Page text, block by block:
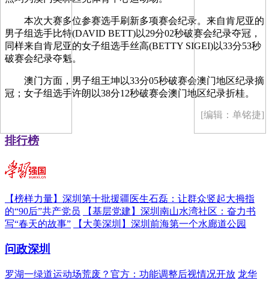
本次大赛多位参赛选手刷新多项赛会纪录。来自肯尼亚的
男子组选手比特(DAVID BETT)以29分02秒破赛会纪录夺冠，
同样来自肯尼亚的女子组选手丝高(BETTY SIGEI)以33分53秒
破赛会纪录夺魁。
澳门方面，男子组王坤以33分05秒破赛会澳门地区纪录摘
冠；女子组选手许朗以38分12秒破赛会澳门地区纪录折桂。
[编辑：单铭捷]
排行榜
【榜样力量】深圳第十批援疆医生石磊：让群众竖起大拇指
的“90后”共产党员
【基层党建】深圳南山水湾社区：奋力书
写“春天的故事”
【大美深圳】深圳前海第一个水廊道公园
问政深圳
罗湖一绿道运动场荒废？官方：功能调整后视情况开放 龙华